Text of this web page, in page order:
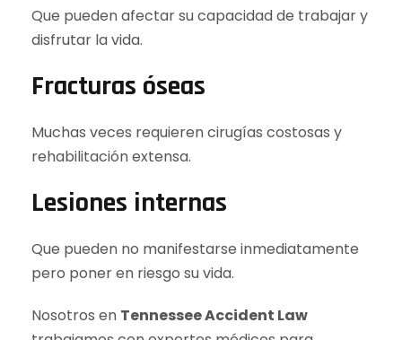
Que pueden afectar su capacidad de trabajar y
disfrutar la vida.
Fracturas óseas
Muchas veces requieren cirugías costosas y
rehabilitación extensa.
Lesiones internas
Que pueden no manifestarse inmediatamente
pero poner en riesgo su vida.
Nosotros en Tennessee Accident Law